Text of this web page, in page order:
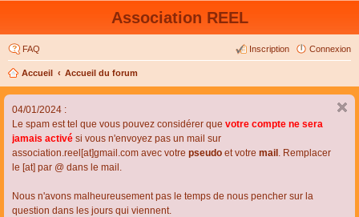
Association REEL
FAQ Connexion
Inscription
Accueil Accueil du forum
04/01/2024 :
Le spam est tel que vous pouvez considérer que votre compte ne sera
jamais activé si vous n'envoyez pas un mail sur
association.reel[at]gmail.com avec votre pseudo et votre mail . Remplacer
le [at] par @ dans le mail.
Nous n'avons malheureusement pas le temps de nous pencher sur la
question dans les jours qui viennent.